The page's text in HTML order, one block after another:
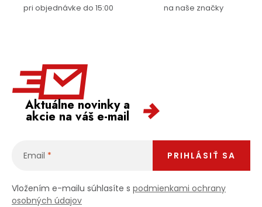
pri objednávke do 15:00 na naše značky
Aktuálne novinky a
akcie na váš e-mail
Email
Vložením e-mailu súhlasíte s podmienkami ochrany
osobných údajov
PRIHLÁSIŤ SA